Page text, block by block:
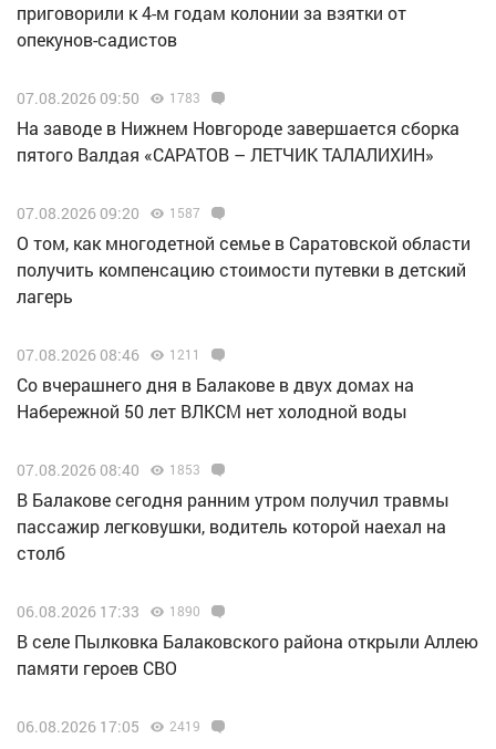
приговорили к 4-м годам колонии за взятки от
опекунов-садистов
07.08.2026 09:50 1783
Н️а заводе в Нижнем Новгороде завершается сборка
пятого Валдая «САРАТОВ – ЛЕТЧИК ТАЛАЛИХИН»
07.08.2026 09:20 1587
О том, как многодетной семье в Саратовской области
получить компенсацию стоимости путевки в детский
лагерь
07.08.2026 08:46 1211
Со вчерашнего дня в Балакове в двух домах на
Набережной 50 лет ВЛКСМ нет холодной воды
07.08.2026 08:40 1853
В Балакове сегодня ранним утром получил травмы
пассажир легковушки, водитель которой наехал на
столб
06.08.2026 17:33 1890
В селе Пылковка Балаковского района открыли Аллею
памяти героев СВО
06.08.2026 17:05 2419